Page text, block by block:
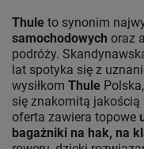
Thule to synonim
samochodowych oraz
podróży.
lat spotyka się z
wysiłkom Thule
się znakomitą jakością
oferta zawiera topowe
bagażniki na hak, na